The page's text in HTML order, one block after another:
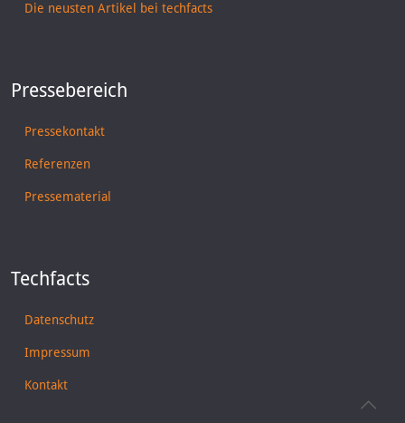
Die neusten Artikel bei techfacts
Pressebereich
Pressekontakt
Referenzen
Pressematerial
Techfacts
Datenschutz
Impressum
Kontakt